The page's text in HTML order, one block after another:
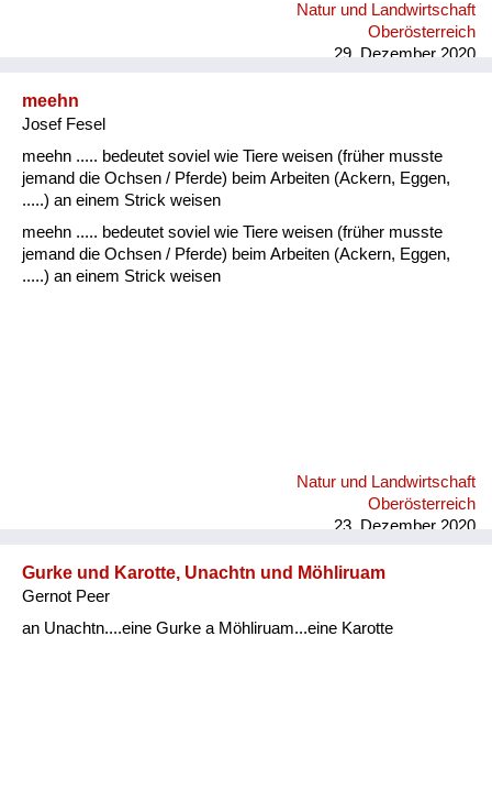
Natur und Landwirtschaft
Oberösterreich
29. Dezember 2020
meehn
Josef Fesel
meehn ..... bedeutet soviel wie Tiere weisen (früher musste
jemand die Ochsen / Pferde) beim Arbeiten (Ackern, Eggen,
.....) an einem Strick weisen
meehn ..... bedeutet soviel wie Tiere weisen (früher musste
jemand die Ochsen / Pferde) beim Arbeiten (Ackern, Eggen,
.....) an einem Strick weisen
Natur und Landwirtschaft
Oberösterreich
23. Dezember 2020
Gurke und Karotte, Unachtn und Möhliruam
Gernot Peer
an Unachtn....eine Gurke a Möhliruam...eine Karotte